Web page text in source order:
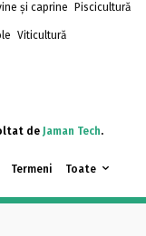
și caprine Piscicultură
Viticultură
de Jaman Tech.
Termeni Toate